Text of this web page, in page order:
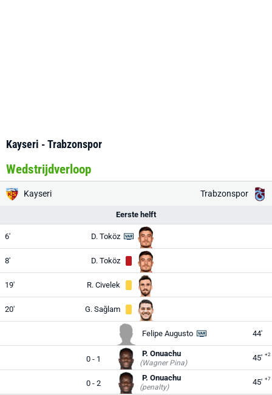
Kayseri - Trabzonspor
Wedstrijdverloop
Kayseri Trabzonspor
Eerste helft
6' D. Toköz
8' D. Toköz
19' R. Civelek
20' G. Sağlam
Felipe Augusto 44'
0 - 1
P. Onuachu
(Wagner Pina)
45' +2
0 - 2
P. Onuachu
(penalty)
45' +7